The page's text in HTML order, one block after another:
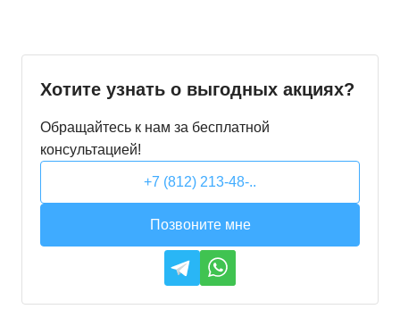
Хотите узнать о выгодных акциях?
Обращайтесь к нам за бесплатной
консультацией!
+7 (812) 213-48-..
Позвоните мне